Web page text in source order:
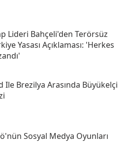
Lideri Bahçeli'den Terörsüz
Yasası Açıklaması: 'herkes
Ile Brezilya Arasında Büyükelçi
Sosyal Medya Oyunları